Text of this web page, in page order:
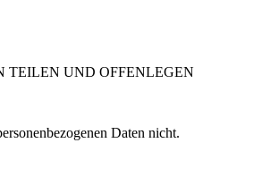
TEILEN UND OFFENLEGEN
Daten nicht.